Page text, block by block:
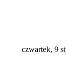
czwartek, 9